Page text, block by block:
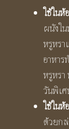
ใช้ในห้
ผนังใ
หรูหร
อาหา
หรูหรา
วันพิเศ
ใช้ในห้
ด้วยก